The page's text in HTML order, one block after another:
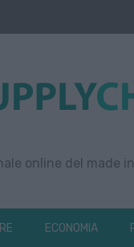
online del made
ECONOMIA